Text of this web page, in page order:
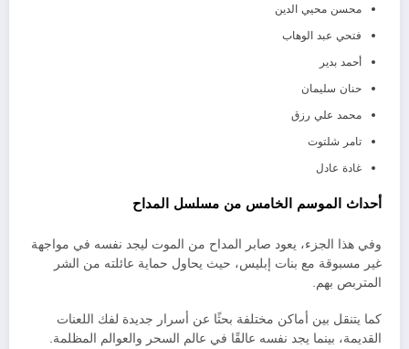
محسن محيي الدين
فتحي عبد الوهاب
أحمد بدير
حنان سليمان
محمد علي رزق
تامر شلتوت
غادة عادل
أحداث الموسم الخامس من مسلسل المداح
وفي هذا الجزء، يعود صابر المداح من الموت ليجد نفسه في مواجهة
غير مسبوقة مع بنات إبليس، حيث يحاول حماية عائلته من الشر
المتربص بهم.
كما يتنقل بين أماكن مختلفة بحثًا عن أسرار جديدة لفك اللعنات
القديمة، بينما يجد نفسه عالقًا في عالم السحر والعوالم المظلمة.